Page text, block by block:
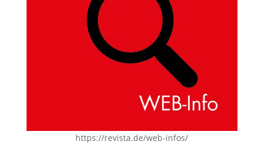
https://revista.de/web-infos/